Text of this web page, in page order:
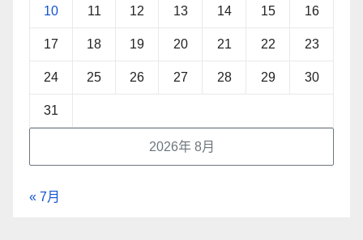
2026年 8月
10 11 12 13 14 15 16
17 18 19 20 21 22 23
24 25 26 27 28 29 30
31
« 7月